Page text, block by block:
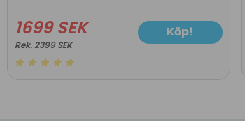
1699 SEK
2399 SEK
Köp!